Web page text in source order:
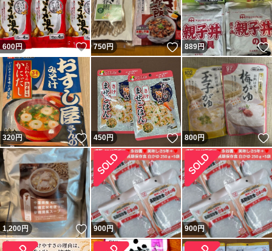
600円 いいね！
750円 いいね！
889円
320円 いいね！
450円 いいね！
800円
1,200円 いいね！
900円 900円